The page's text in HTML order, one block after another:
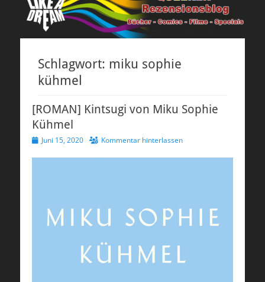
Schlagwort: miku sophie
kühmel
[ROMAN] Kintsugi von Miku Sophie
Kühmel
Veröffentlicht
Juni 15, 2020 Kommentar hinterlassen